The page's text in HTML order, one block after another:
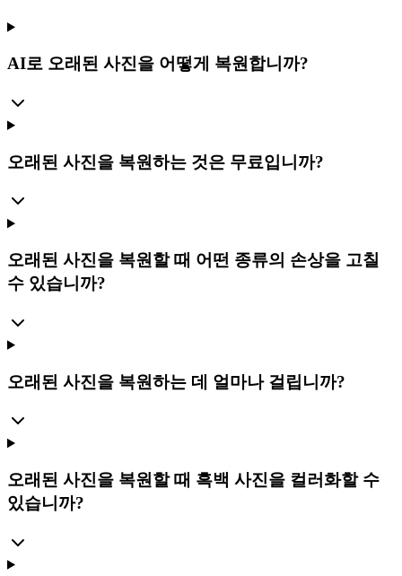
AI로 오래된 사진을 어떻게 복원합니까?
오래된 사진을 복원하는 것은 무료입니까?
오래된 사진을 복원할 때 어떤 종류의 손상을 고칠
수 있습니까?
오래된 사진을 복원하는 데 얼마나 걸립니까?
오래된 사진을 복원할 때 흑백 사진을 컬러화할 수
있습니까?